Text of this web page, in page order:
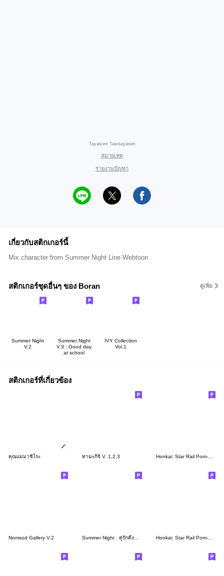
Tayasorn Tawitayanon
หมายเหตุ
รายงานปัญหา
เกี่ยวกับสติกเกอร์นี้
Mix character from Summer Night Line Webtoon
สติกเกอร์ชุดอื่นๆ ของ Boran ดูเพิ่ม
Summer Night
V.2
Summer Night
V.3 : Good day
at school
IVY Collection
Vol.1
สติกเกอร์ที่เกี่ยวข้อง
คุณแม่มาชิโระ ทามะกิจิ V. 1,2,3 Honkai: Star Rail Pom-Pom Gallery Set 12
Nomsod Gallery V.2 Honkai: Star Rail Pom-Pom Gallery Set 03